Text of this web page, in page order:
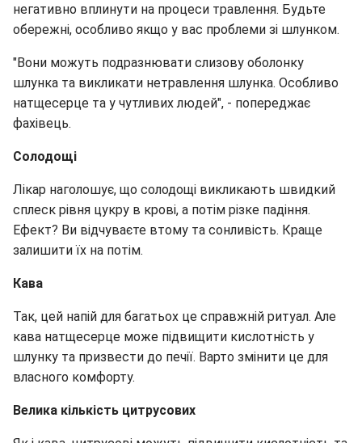
негативно вплинути на процеси травлення. Будьте
обережні, особливо якщо у вас проблеми зі шлунком.
"Вони можуть подразнювати слизову оболонку
шлунка та викликати нетравлення шлунка. Особливо
натщесерце та у чутливих людей", - попереджає
фахівець.
Солодощі
Лікар наголошує, що солодощі викликають швидкий
сплеск рівня цукру в крові, а потім різке падіння.
Ефект? Ви відчуваєте втому та сонливість. Краще
залишити їх на потім.
Кава
Так, цей напій для багатьох це справжній ритуал. Але
кава натщесерце може підвищити кислотність у
шлунку та призвести до печії. Варто змінити це для
власного комфорту.
Велика кількість цитрусових